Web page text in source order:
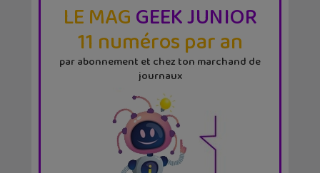
LE MAGGEEK JUNIOR
11 numéros par an
par abonnement et chez ton marchand de
journaux